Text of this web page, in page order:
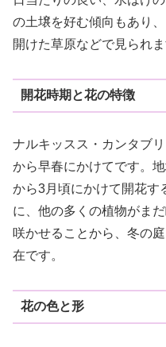
の土壌を好む傾向もあり
開けた草原などで見られま
開花時期と花の特徴
ナルキッスス・カンタブ
から早春にかけてです。
から3月頃にかけて開花す
に、他の多くの植物がま
咲かせることから、冬の
在です。
花の色と形